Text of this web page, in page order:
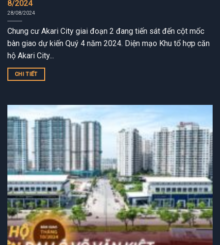
8/2024
28/08/2024
Chung cư Akari City giai đoạn 2 đang tiến sát đến cột mốc
bàn giao dự kiến Quý 4 năm 2024. Diện mạo Khu tổ hợp căn
hộ Akari City...
CHI TIẾT